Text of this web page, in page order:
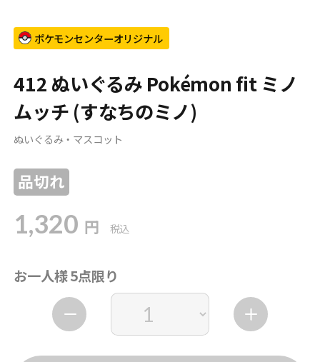
ポケモンセンターオリジナル
412 ぬいぐるみ Pokémon fit ミノ
ムッチ (すなちのミノ)
ぬいぐるみ・マスコット
品切れ
1,320 円 税込
お一人様 5点限り